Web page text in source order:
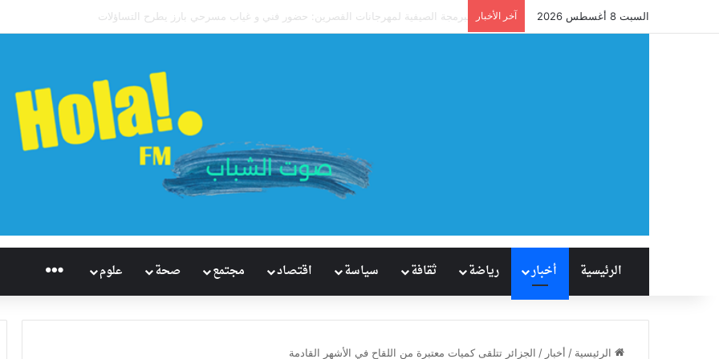
السبت 8 أغسطس 2026 آخر الأخبار آل نصفان يحقق إنجازًا تاريخيًا للإسكواش السعودي.. سابع العالم وأول آسيوي يبلغ ربع نهائي بطولة العالم
الرئيسية أخبار رياضة ثقافة سياسة اقتصاد مجتمع صحة علوم راديو هُلاَ‎
الرئيسية / أخبار / الجزائر تتلقى كميات معتبرة من اللقاح في الأشهر القادمة